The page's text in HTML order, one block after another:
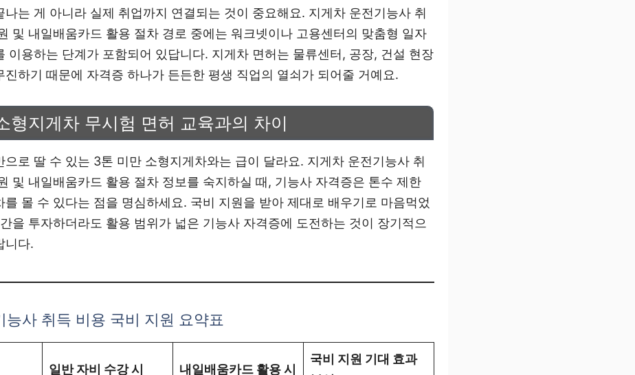
나는 게 아니라 실제 취업까지 연결되는 것이 중요해요. 지게차 운전기능사 취
및 내일배움카드 활용 절차 경로 중에는 워크넷이나 고용센터의 맞춤형 일자
이용하는 단계가 포함되어 있답니다. 지게차 면허는 물류센터, 공장, 건설 현장
진하기 때문에 자격증 하나가 든든한 평생 직업의 열쇠가 되어줄 거예요.
형지게차 무시험 면허 교육과의 차이
으로 딸 수 있는 3톤 미만 소형지게차와는 급이 달라요. 지게차 운전기능사 취
및 내일배움카드 활용 절차 정보를 숙지하실 때, 기능사 자격증은 톤수 제한
를 몰 수 있다는 점을 명심하세요. 국비 지원을 받아 제대로 배우기로 마음먹었
을 투자하더라도 활용 범위가 넓은 기능사 자격증에 도전하는 것이 장기적으
니다.
능사 취득 비용 국비 지원 요약표
일반 자비 수강 시 내일배움카드 활용 시
국비 지원 기대 효과